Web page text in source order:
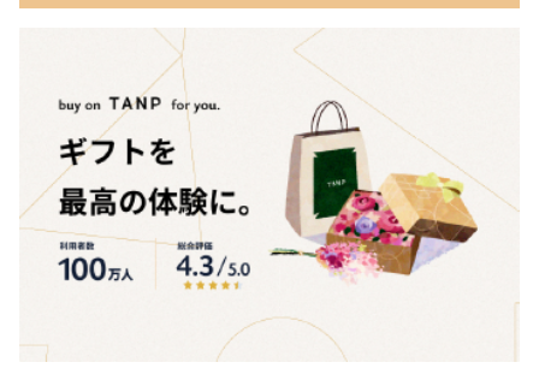
05 レディースアクセサリー
03 WEEKBOOK【温泉を超えた入浴剤】
04 テディベア&誕生石オープンハート
05【名入れギフト】toilette(トワレ)